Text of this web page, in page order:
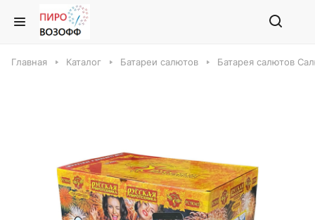
Главная Каталог Батареи салютов Батарея салютов